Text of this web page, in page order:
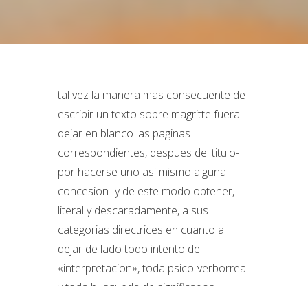
tal vez la manera mas consecuente de
escribir un texto sobre magritte fuera
dejar en blanco las paginas
correspondientes, despues del titulo-
por hacerse uno asi mismo alguna
concesion- y de este modo obtener,
literal y descaradamente, a sus
categorias directrices en cuanto a
dejar de lado todo intento de
«interpretacion», toda psico-verborrea